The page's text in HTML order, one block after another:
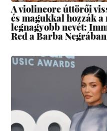
A violincore úttörői
és magukkal hozzák
legnagyobb nevét:
Red a Barba Negrában